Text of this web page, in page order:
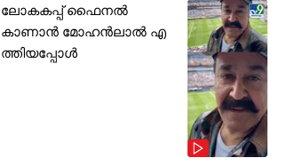
ലോകകപ്പ് ഫൈനൽ
കാണാൻ മോഹൻലാൽ എ
ത്തിയപ്പോൾ